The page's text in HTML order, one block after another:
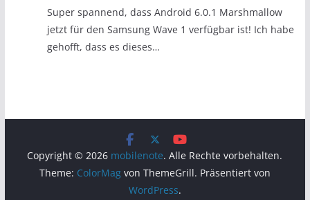
Super spannend, dass Android 6.0.1 Marshmallow
jetzt für den Samsung Wave 1 verfügbar ist! Ich habe
gehofft, dass es dieses…
Copyright © 2026 mobilenote. Alle Rechte vorbehalten.
Theme: ColorMagvon ThemeGrill. Präsentiert von
WordPress.